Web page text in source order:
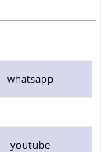
whatsapp
youtube